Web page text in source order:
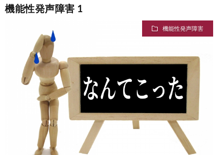
機能性発声障害 1
機能性発声障害